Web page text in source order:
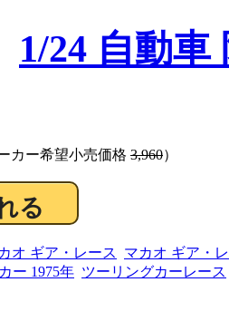
1/24 自動車
カー希望小売価格 3,960）
オ ギア・レース
マカオ ギア・
ー 1975年 ツーリングカーレース